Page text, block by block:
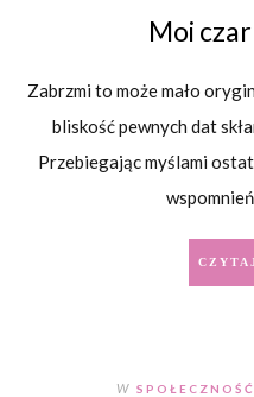
Moi
Zabrzmi to może mało
bliskość pewnych dat
Przebiegając myślami
W SPOŁECZNOŚĆ